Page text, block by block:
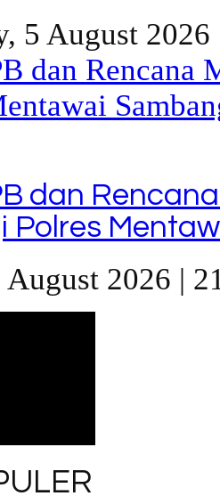
5 August 2026
dan
Polres
August 2026 |